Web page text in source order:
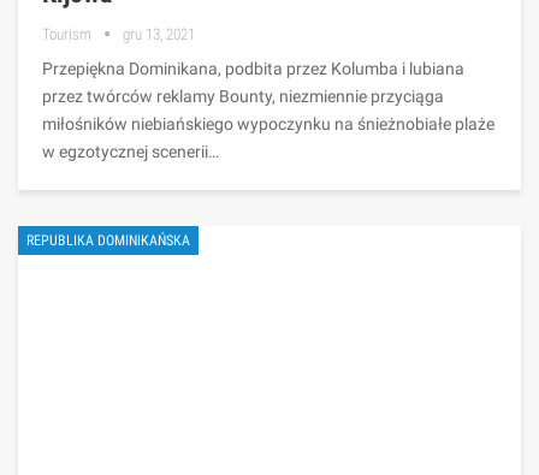
Tourism gru 13, 2021
Przepiękna Dominikana, podbita przez Kolumba i lubiana
przez twórców reklamy Bounty, niezmiennie przyciąga
miłośników niebiańskiego wypoczynku na śnieżnobiałe plaże
w egzotycznej scenerii…
REPUBLIKA DOMINIKAŃSKA